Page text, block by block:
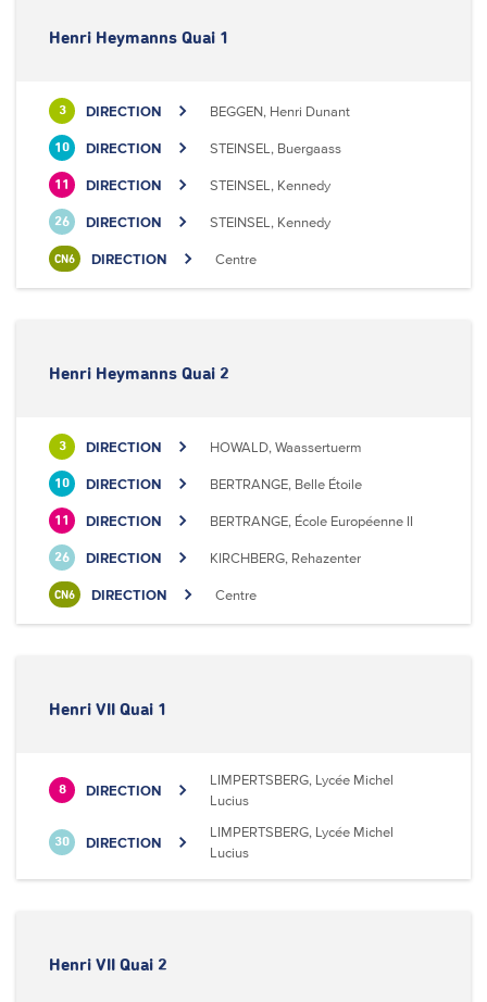
Henri Heymanns Quai 1
3 DIRECTION BEGGEN, Henri Dunant
10 DIRECTION STEINSEL, Buergaass
11 DIRECTION STEINSEL, Kennedy
26 DIRECTION STEINSEL, Kennedy
CN6 DIRECTION Centre
Henri Heymanns Quai 2
3 DIRECTION HOWALD, Waassertuerm
10 DIRECTION BERTRANGE, Belle Étoile
11 DIRECTION BERTRANGE, École Européenne II
26 DIRECTION KIRCHBERG, Rehazenter
CN6 DIRECTION Centre
Henri VII Quai 1
8 DIRECTION
LIMPERTSBERG, Lycée Michel
Lucius
30 DIRECTION
LIMPERTSBERG, Lycée Michel
Lucius
Henri VII Quai 2